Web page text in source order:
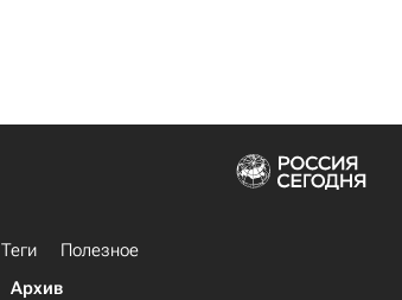
Теги
Полезное
Архив